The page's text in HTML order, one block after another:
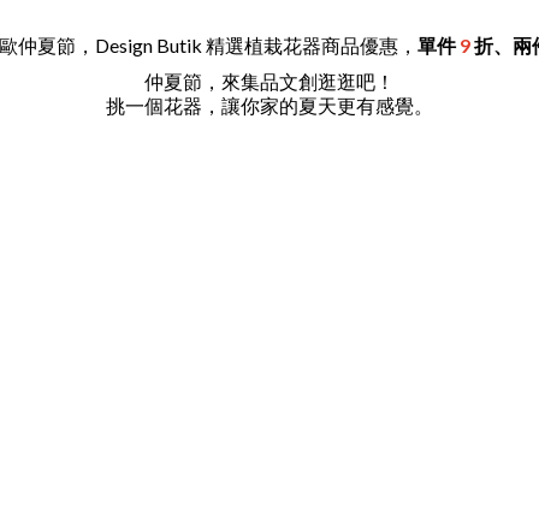
仲夏節，Design Butik 精選植栽花器商品優惠， 單件9折、兩
仲夏節，來集品文創逛逛吧！
挑一個花器，讓你家的夏天更有感覺。